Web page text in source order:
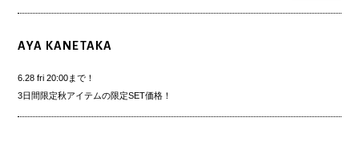
AYA KANETAKA
6.28 fri 20:00まで！
3日間限定秋アイテムの限定SET価格！